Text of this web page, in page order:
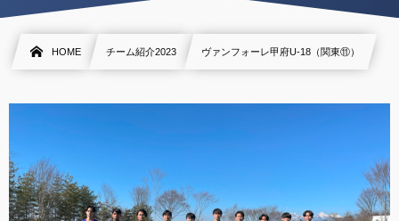
HOME チーム紹介2023 ヴァンフォーレ甲府U-18（関東⑪）